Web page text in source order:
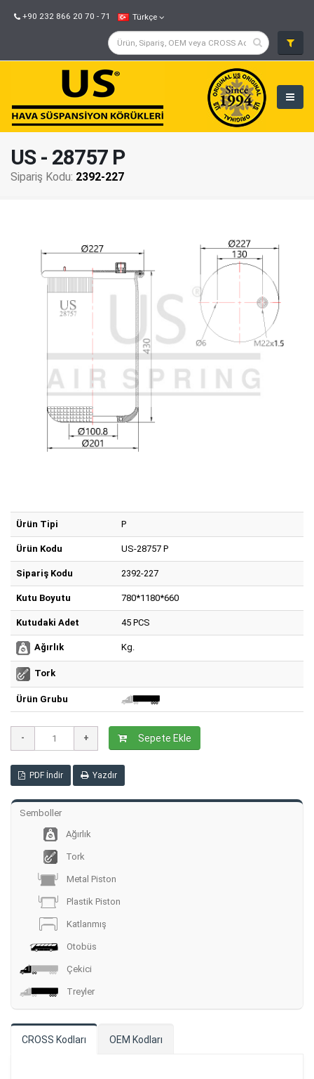
+90 232 866 20 70 - 71 Türkçe
US - 28757 P
Sipariş Kodu: 2392-227
Ürün Tipi P
Ürün Kodu US-28757 P
Sipariş Kodu 2392-227
Kutu Boyutu 780*1180*660
Kutudaki Adet 45 PCS
Ağırlık Kg.
Tork
Ürün Grubu
Sepete Ekle
PDF İndir Yazdır
Semboller
Ağırlık
Tork
Metal Piston
Plastik Piston
Katlanmış
Otobüs
Çekici
Treyler
CROSS Kodları OEM Kodları